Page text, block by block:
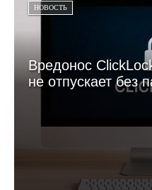
НОВОСТЬ
Вредонос
не отпускает без